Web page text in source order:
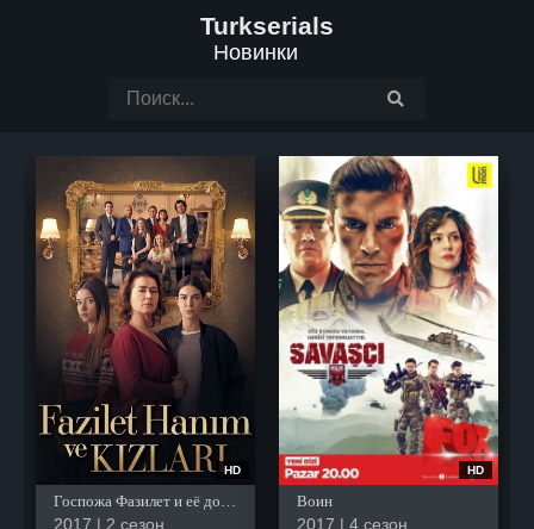
Turkserials
Новинки
HD
Госпожа Фазилет и её дочери
2017 | 2 сезон
HD
Воин
2017 | 4 сезон